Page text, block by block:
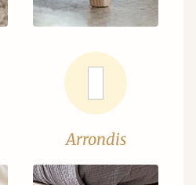
Arrondis